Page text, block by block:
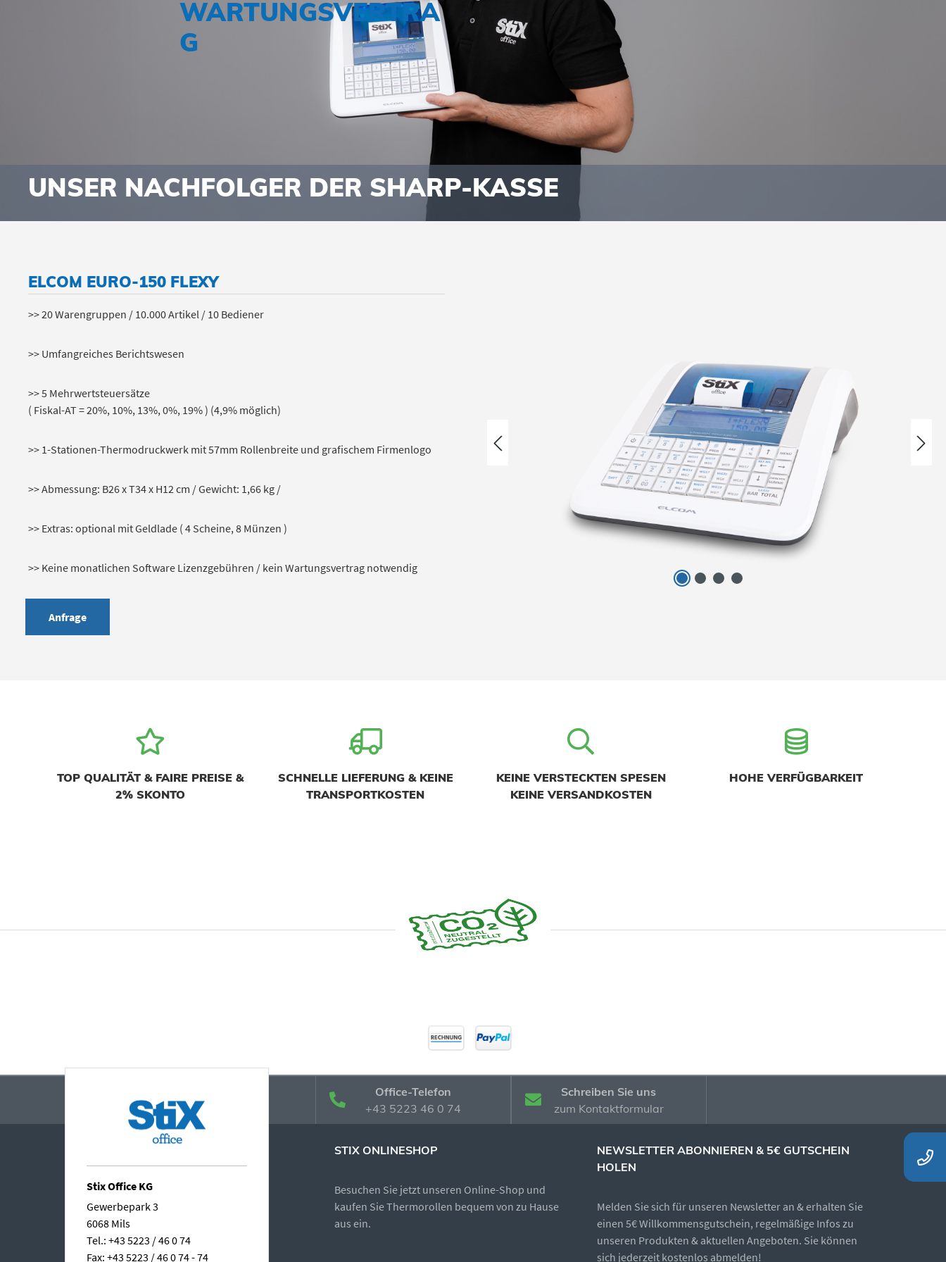
WARTUNGSVERTRA
G
UNSER NACHFOLGER DER SHARP-KASSE
ELCOM EURO-150 FLEXY
>> 20 Warengruppen / 10.000 Artikel / 10 Bediener
>> Umfangreiches Berichtswesen
>> 5 Mehrwertsteuersätze
( Fiskal-AT = 20%, 10%, 13%, 0%, 19% ) (4,9% möglich)
>> 1-Stationen-Thermodruckwerk mit 57mm Rollenbreite und grafischem Firmenlogo
>> Abmessung: B26 x T34 x H12 cm / Gewicht: 1,66 kg /
>> Extras: optional mit Geldlade ( 4 Scheine, 8 Münzen )
>> Keine monatlichen Software Lizenzgebühren / kein Wartungsvertrag notwendig
Anfrage
TOP QUALITÄT & FAIRE PREISE &
2% SKONTO
SCHNELLE LIEFERUNG & KEINE
TRANSPORTKOSTEN
KEINE VERSTECKTEN SPESEN
KEINE VERSANDKOSTEN
HOHE VERFÜGBARKEIT
Office-Telefon
+43 5223 46 0 74
Schreiben Sie uns
zum Kontaktformular
Stix Office KG
Gewerbepark 3
6068 Mils
Tel.: +43 5223 / 46 0 74
Fax: +43 5223 / 46 0 74 - 74
STIX ONLINESHOP
Besuchen Sie jetzt unseren Online-Shop und
kaufen Sie Thermorollen bequem von zu Hause
aus ein.
NEWSLETTER ABONNIEREN & 5€ GUTSCHEIN
HOLEN
Melden Sie sich für unseren Newsletter an & erhalten Sie
einen 5€ Willkommensgutschein, regelmäßige Infos zu
unseren Produkten & aktuellen Angeboten. Sie können
sich jederzeit kostenlos abmelden!